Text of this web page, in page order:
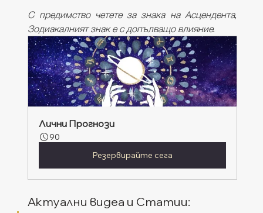
С предимство четете за знака на Асцендента,
Зодиакалният знак е с допълващо влияние.
Лични Прогнози
90
Резервирайте сега
Актуални видеа и Статии: